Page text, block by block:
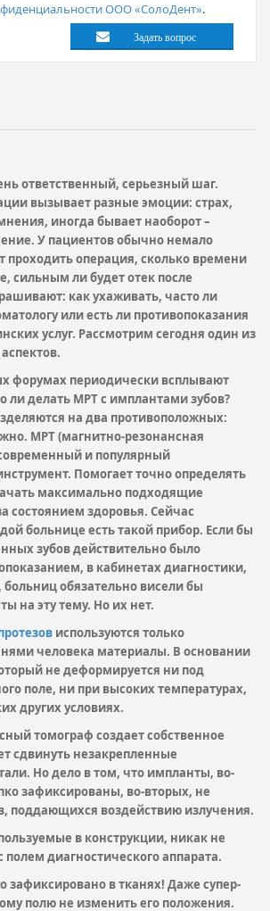
ООО «СолоДент».
ответственный, серьезный шаг.
вызывает разные эмоции: страх,
иногда бывает наоборот –
У пациентов обычно немало
проходить операция, сколько времени
сильным ли будет отек после
как ухаживать, часто ли
или есть ли противопоказания
услуг. Рассмотрим сегодня один из
форумах периодически всплывают
ли делать МРТ с имплантами зубов?
на два противоположных:
МРТ (магнитно-резонансная
и популярный
Помогает точно определять
максимально подходящие
состоянием здоровья. Сейчас
больнице есть такой прибор. Если бы
зубов действительно было
в кабинетах диагностики,
обязательно висели бы
на эту тему. Но их нет.
используются только
человека материалы. В основании
не деформируется ни под
поле, ни при высоких температурах,
других условиях.
томограф создает собственное
сдвинуть незакрепленные
Но дело в том, что импланты, во-
зафиксированы, во-вторых, не
поддающихся воздействию излучения.
в конструкции, никак не
диагностического аппарата.
зафиксировано в тканях! Даже супер-
полю не изменить его положения.